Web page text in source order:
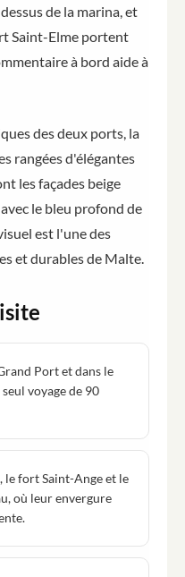
de la marina, et
Saint-Elme portent
à bord aide à
des deux ports, la
rangées d'élégantes
les façades beige
le bleu profond de
est l'une des
et durables de Malte.
Port et dans le
voyage de 90
le fort Saint-Ange et le
où leur envergure